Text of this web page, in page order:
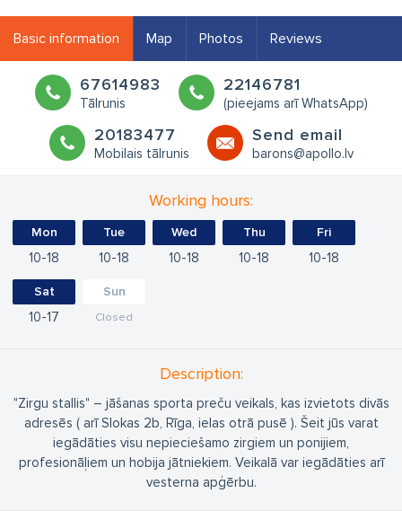
Basic information Map Photos Reviews
67614983
Tālrunis
22146781
(pieejams arī WhatsApp)
20183477
Mobilais tālrunis
Send email
barons@apollo.lv
Working hours:
Mon
10 18
Tue
10 18
Wed
10 18
Thu
10 18
Fri
10 18
Sat
10 17
Sun
Closed
Description:
"Zirgu stallis" – jāšanas sporta preču veikals, kas izvietots divās
adresēs ( arī Slokas 2b, Rīga, ielas otrā pusē ). Šeit jūs varat
iegādāties visu nepieciešamo zirgiem un ponijiem,
profesionāļiem un hobija jātniekiem. Veikalā var iegādāties arī
vesterna apģērbu.